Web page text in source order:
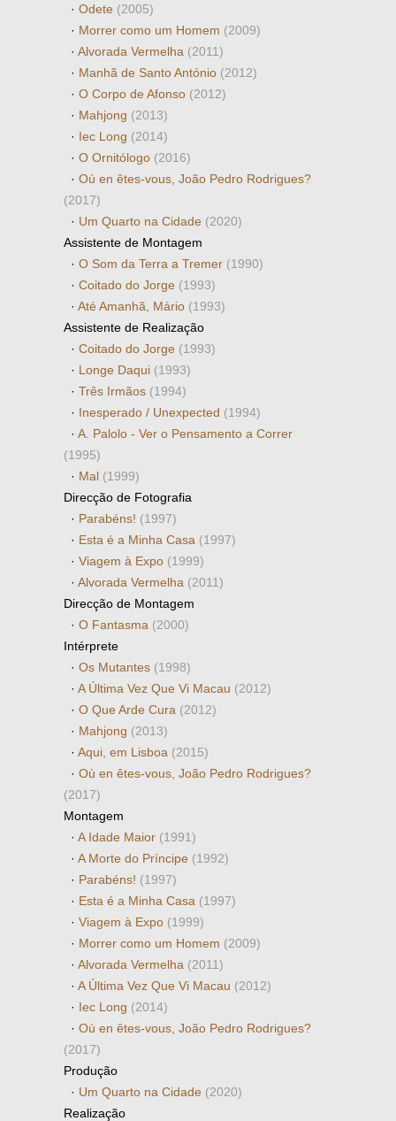
· Odete (2005)
· Morrer como um Homem (2009)
· Alvorada Vermelha (2011)
· Manhã de Santo António (2012)
· O Corpo de Afonso (2012)
· Mahjong (2013)
· Iec Long (2014)
· O Ornitólogo (2016)
· Où en êtes-vous, João Pedro Rodrigues?
(2017)
· Um Quarto na Cidade (2020)
Assistente de Montagem
· O Som da Terra a Tremer (1990)
· Coitado do Jorge (1993)
· Até Amanhã, Mário (1993)
Assistente de Realização
· Coitado do Jorge (1993)
· Longe Daqui (1993)
· Três Irmãos (1994)
· Inesperado / Unexpected (1994)
· A. Palolo - Ver o Pensamento a Correr
(1995)
· Mal (1999)
Direcção de Fotografia
· Parabéns! (1997)
· Esta é a Minha Casa (1997)
· Viagem à Expo (1999)
· Alvorada Vermelha (2011)
Direcção de Montagem
· O Fantasma (2000)
Intérprete
· Os Mutantes (1998)
· A Última Vez Que Vi Macau (2012)
· O Que Arde Cura (2012)
· Mahjong (2013)
· Aqui, em Lisboa (2015)
· Où en êtes-vous, João Pedro Rodrigues?
(2017)
Montagem
· A Idade Maior (1991)
· A Morte do Príncipe (1992)
· Parabéns! (1997)
· Esta é a Minha Casa (1997)
· Viagem à Expo (1999)
· Morrer como um Homem (2009)
· Alvorada Vermelha (2011)
· A Última Vez Que Vi Macau (2012)
· Iec Long (2014)
· Où en êtes-vous, João Pedro Rodrigues?
(2017)
Produção
· Um Quarto na Cidade (2020)
Realização